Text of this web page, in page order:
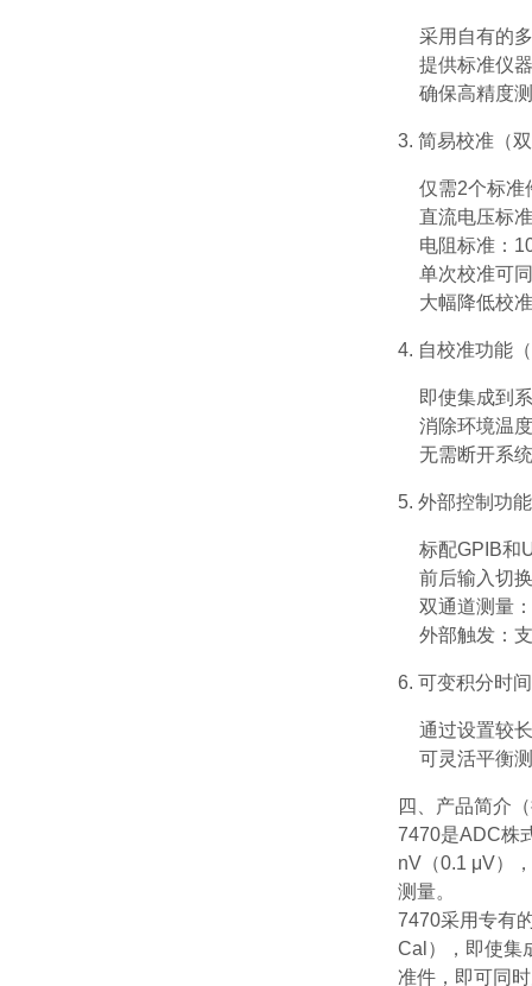
采用自有的
提供标准仪
确保高精度
3. 简易校准（
仅需2个标准
直流电压标
电阻标准：
单次校准可
大幅降低校
4. 自校准功能
即使集成到
消除环境温
无需断开系
5. 外部控制功能
标配GPIB和
前后输入切
双通道测量
外部触发：
6. 可变积分时间
通过设置较
可灵活平衡
四、产品简介
7470是ADC株
nV（0.1 μV）
测量。
7470采用专有
Cal），即使集
准件，即可同